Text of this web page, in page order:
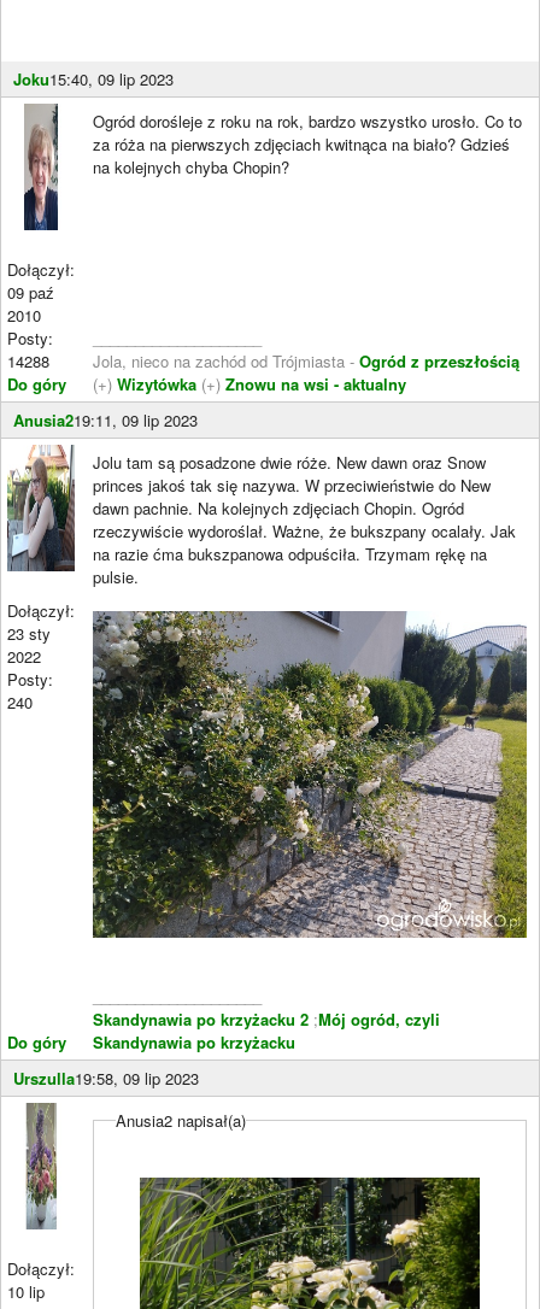
Joku15:40, 09 lip 2023
Dołączył:
09 paź
2010
Posty:
14288
Do góry
Ogród dorośleje z roku na rok, bardzo wszystko urosło. Co to
za róża na pierwszych zdjęciach kwitnąca na biało? Gdzieś
na kolejnych chyba Chopin?
Jola, nieco na zachód od Trójmiasta - Ogród z przeszłością
(+) Wizytówka (+) Znowu na wsi - aktualny
Anusia219:11, 09 lip 2023
Dołączył:
23 sty
2022
Posty:
240
Do góry
Jolu tam są posadzone dwie róże. New dawn oraz Snow
princes jakoś tak się nazywa. W przeciwieństwie do New
dawn pachnie. Na kolejnych zdjęciach Chopin. Ogród
rzeczywiście wydoroślał. Ważne, że bukszpany ocalały. Jak
na razie ćma bukszpanowa odpuściła. Trzymam rękę na
pulsie.
Skandynawia po krzyżacku 2 ;Mój ogród, czyli
Skandynawia po krzyżacku
Urszulla19:58, 09 lip 2023
Dołączył:
10 lip
Anusia2 napisał(a)